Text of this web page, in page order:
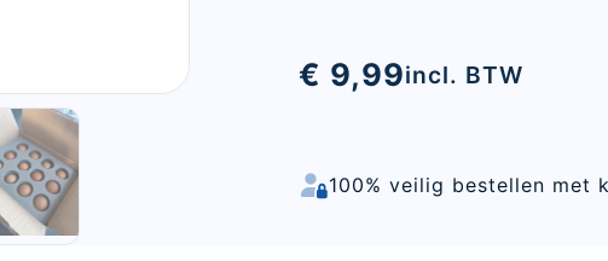
€ 9,99incl. BTW
100% veilig bestellen met